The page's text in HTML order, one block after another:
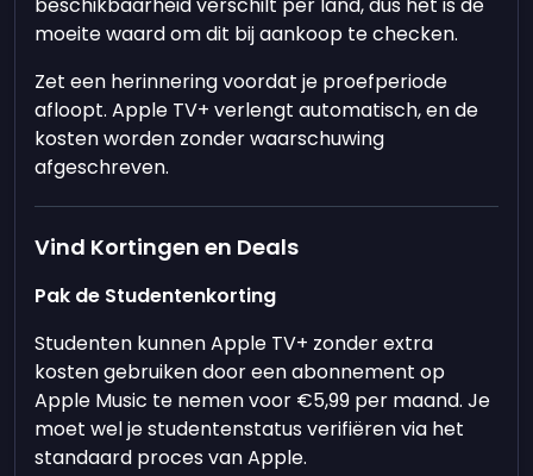
moeite waard om dit bij aankoop te checken.
Zet een herinnering voordat je proefperiode
afloopt. Apple TV+ verlengt automatisch, en de
kosten worden zonder waarschuwing
afgeschreven.
Vind Kortingen en Deals
Pak de Studentenkorting
Studenten kunnen Apple TV+ zonder extra
kosten gebruiken door een abonnement op
Apple Music te nemen voor €5,99 per maand. Je
moet wel je studentenstatus verifiëren via het
standaard proces van Apple.